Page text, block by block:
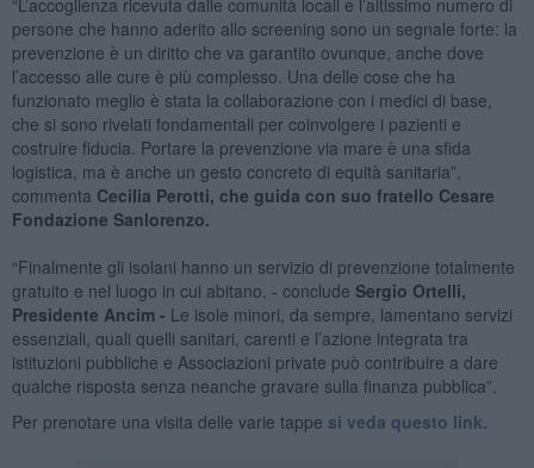
persone che hanno aderito allo screening sono un segnale forte: la
prevenzione è un diritto che va garantito ovunque, anche dove
l’accesso alle cure è più complesso. Una delle cose che ha
funzionato meglio è stata la collaborazione con i medici di base,
che si sono rivelati fondamentali per coinvolgere i pazienti e
costruire fiducia. Portare la prevenzione via mare è una sfida
logistica, ma è anche un gesto concreto di equità sanitaria”,
commenta Cecilia Perotti, che guida con suo fratello Cesare
Fondazione Sanlorenzo.
“Finalmente gli isolani hanno un servizio di prevenzione totalmente
gratuito e nel luogo in cui abitano. - conclude Sergio Ortelli,
Presidente Ancim - Le isole minori, da sempre, lamentano servizi
essenziali, quali quelli sanitari, carenti e l’azione integrata tra
istituzioni pubbliche e Associazioni private può contribuire a dare
qualche risposta senza neanche gravare sulla finanza pubblica”.
Per prenotare una visita delle varie tappe si veda questo link.